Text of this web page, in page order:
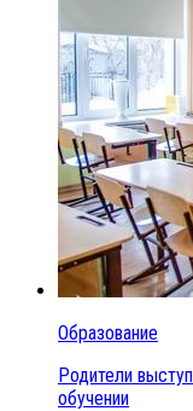
Образование
Родители
обучении